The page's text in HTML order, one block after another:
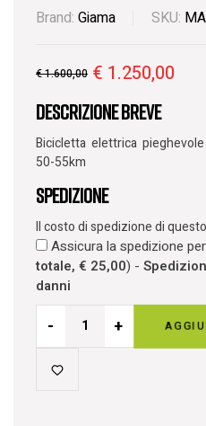
Brand: Giama SKU:
€1.600,00 € 1.250,00
Descrizione breve
Bicicletta elettrica
50-55km
Spedizione
Il costo di spedizione di
Assicura la spedizione
totale, € 25,00) -
danni
- +